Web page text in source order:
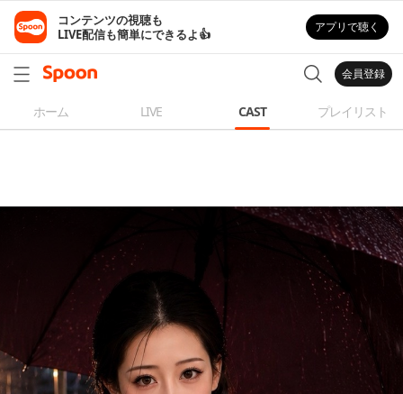
コンテンツの視聴も
LIVE配信も簡単にできるよ👍
アプリで聴く
会員登録
ホーム LIVE CAST プレイリスト